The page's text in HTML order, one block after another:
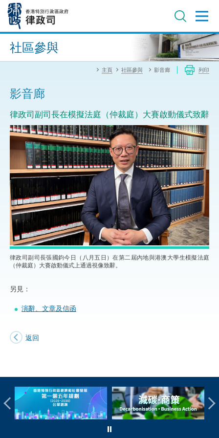
內
進階搜尋
社區參與
主頁 社區參與 影音廊 列印
影音廊
律政司副司長在模擬法庭（仲裁庭）大賽啟動儀式致辭
律政司副司長張國鈞今日（八月五日）在第二屆內地與港澳大學生模擬法庭
（仲裁庭）大賽啟動儀式上通過視像致辭。
另見：
演辭、文章及信函
返回